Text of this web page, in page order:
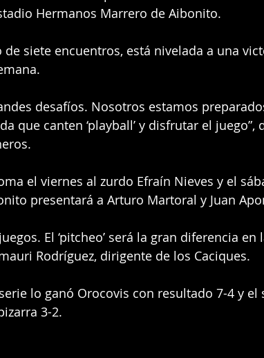
Hermanos Marrero de Aibonito.
de siete encuentros, está nivelada a una
desafíos. Nosotros estamos
que canten ‘playball’ y disfrutar el juego”,
el viernes al zurdo Efraín Nieves y el
presentará a Arturo Martoral y Juan
El ‘pitcheo’ será la gran diferencia
Rodríguez, dirigente de los Caciques.
lo ganó Orocovis con resultado 7-4 y
3-2.